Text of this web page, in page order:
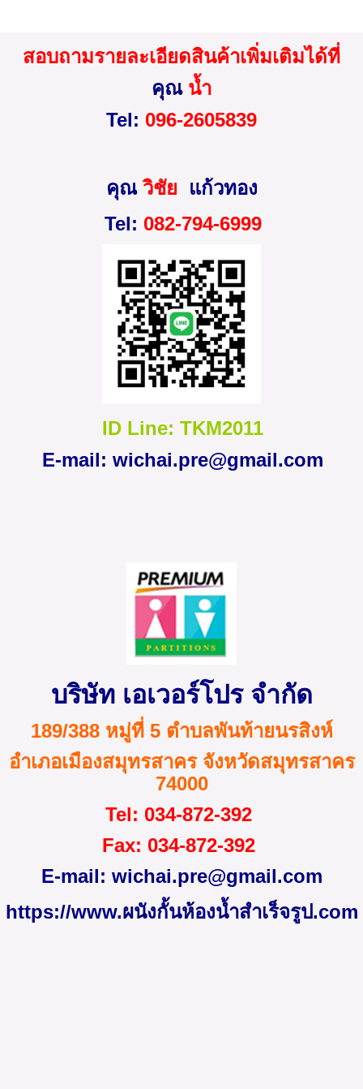
สอบถามรายละเอียดสินค้าเพิ่มเติมได้ที่
คุณน้ำ
Tel: 096-2605839
คุณวิชัย แก้วทอง
Tel: 082-794-6999
ID Line: TKM2011
E-mail: wichai.pre@gmail.com
บริษัท เอเวอร์โปร จำกัด
189/388 หมู่ที่ 5 ตำบลพันท้ายนรสิงห์
อำเภอเมืองสมุทรสาคร จังหวัดสมุทรสาคร
74000
Tel: 034-872-392
Fax: 034-872-392
E-mail: wichai.pre@gmail.com
https://www.ผนังกั้นห้องน้ำสําเร็จรูป.com